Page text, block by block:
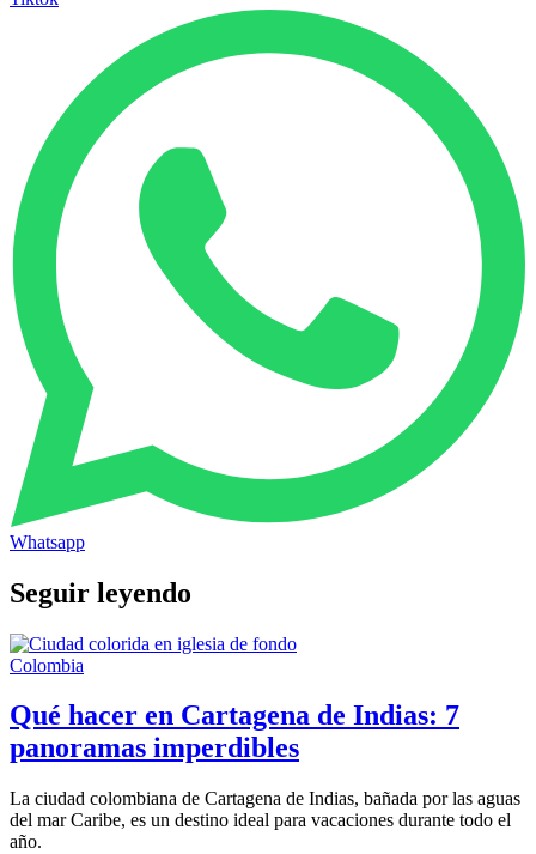
Whatsapp
Seguir leyendo
Colombia
Qué hacer en Cartagena de Indias: 7
panoramas imperdibles
La ciudad colombiana de Cartagena de Indias, bañada por las aguas
del mar Caribe, es un destino ideal para vacaciones durante todo el
año.